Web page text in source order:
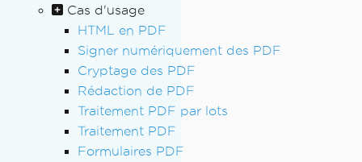
Cas d'usage
HTML en PDF
Signer numériquement des PDF
Cryptage des PDF
Rédaction de PDF
Traitement PDF par lots
Traitement PDF
Formulaires PDF